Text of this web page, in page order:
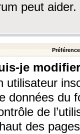
peut aider.
je
utilisateur
données du
de
des